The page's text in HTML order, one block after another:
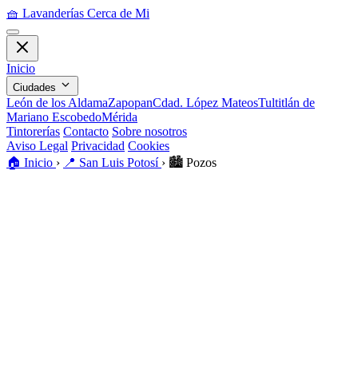
🧺 Lavanderías Cerca de Mi
Inicio
Ciudades
León de los AldamaZapopanCdad. López MateosTultitlán de
Mariano EscobedoMérida
Tintorerías Contacto Sobre nosotros
Aviso Legal Privacidad Cookies
🏠 Inicio › 📍 San Luis Potosí › 🏙️ Pozos